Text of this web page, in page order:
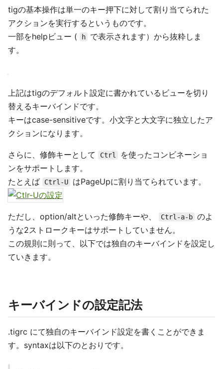
tigの基本操作は単一のキー押下に対して割り当てられた
アクションを実行するというものです。
一部をhelpビュー (
h
で表示されます）から抜粋しま
す。
上記はtigのデフォルト設定に書かれているビューを切り
替えるキーバインドです。
キーはcase-sensitiveです。小文字と大文字に独立したア
クションになります。
さらに、修飾キーとして Ctrl
を使ったコンビネーショ
ンをサポートします。
たとえば
Ctrl-U はPageUpに割り当てられています。
ただし、option/altといった修飾キーや、 Ctrl-a-b のよ
うな2ストロークキーはサポートしていません。
この規則に則って、以下では独自のキーバインドを設定し
ていきます。
キーバインドの設定記法
.tigrc にて独自のキーバインド設定を書くことができま
す。syntaxは以下のとおりです。